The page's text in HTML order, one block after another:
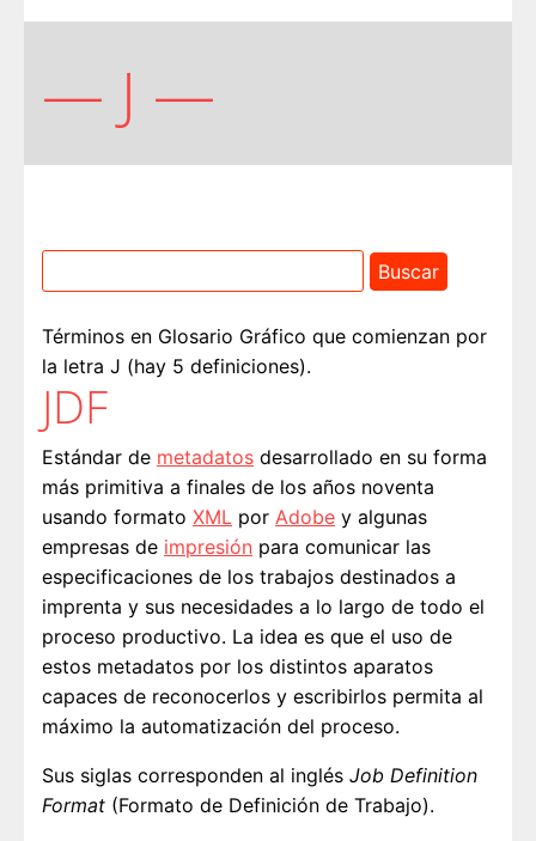
— J —
Términos en Glosario Gráfico que comienzan por
la letra J (hay 5 definiciones).
JDF
Estándar de metadatos desarrollado en su forma
más primitiva a finales de los años noventa
usando formato XML por Adobe y algunas
empresas de impresión para comunicar las
especificaciones de los trabajos destinados a
imprenta y sus necesidades a lo largo de todo el
proceso productivo. La idea es que el uso de
estos metadatos por los distintos aparatos
capaces de reconocerlos y escribirlos permita al
máximo la automatización del proceso.
Sus siglas corresponden al inglés Job Definition
Format (Formato de Definición de Trabajo).